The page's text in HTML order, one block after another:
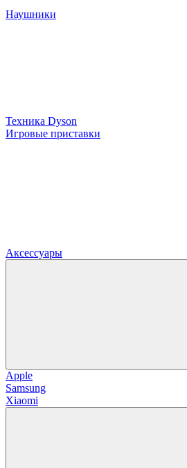
Наушники
Техника Dyson
Игровые приставки
Аксессуары
Apple
Samsung
Xiaomi